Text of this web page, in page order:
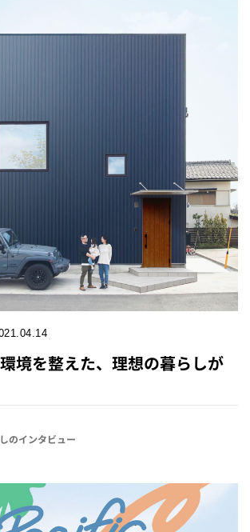
境を整えた、理想の暮らしが
のインタビュー